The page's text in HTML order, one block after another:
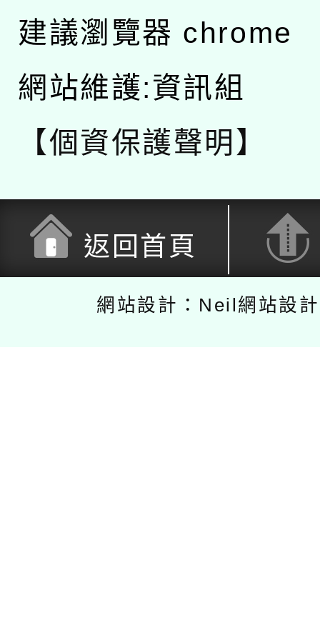
建議瀏覽器 chrome
網站維護:資訊組
【個資保護聲明】
返回首頁
網站設計：Neil網站設